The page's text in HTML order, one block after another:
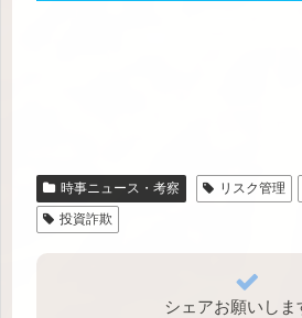
時事ニュース・考察 リスク管理
投資詐欺
シェアお願いしま